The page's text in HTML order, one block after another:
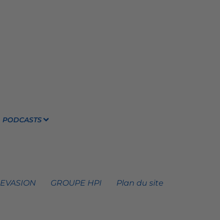
PODCASTS
GROUPE HPI Plan du site